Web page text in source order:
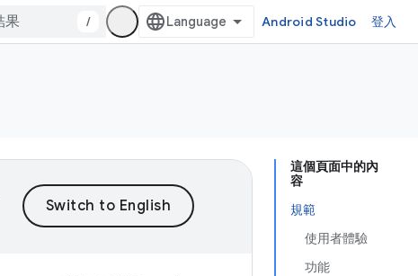
/ Android Studio 登入
這個頁面中的內
容
規範
使用者體驗
功能